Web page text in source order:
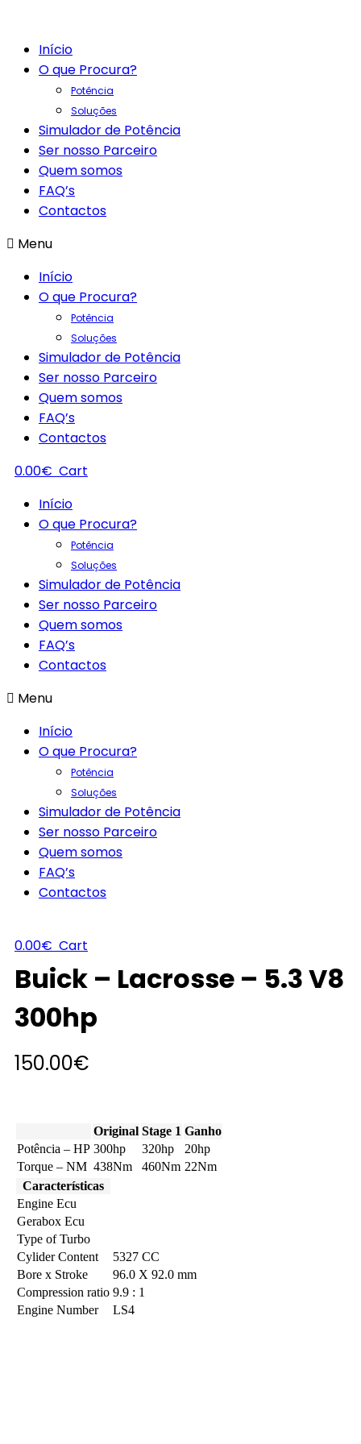
Início
O que Procura?
Potência
Soluções
Simulador de Potência
Ser nosso Parceiro
Quem somos
FAQ’s
Contactos
Menu
Início
O que Procura?
Potência
Soluções
Simulador de Potência
Ser nosso Parceiro
Quem somos
FAQ’s
Contactos
0.00€ Cart
Início
O que Procura?
Potência
Soluções
Simulador de Potência
Ser nosso Parceiro
Quem somos
FAQ’s
Contactos
Menu
Início
O que Procura?
Potência
Soluções
Simulador de Potência
Ser nosso Parceiro
Quem somos
FAQ’s
Contactos
0.00€ Cart
Buick – Lacrosse – 5.3 V8
300hp
150.00€
Original Stage 1 Ganho
Potência – HP 300hp 320hp
20hp
Torque – NM 438Nm 460Nm 22Nm
Características
Engine Ecu
Gerabox Ecu
Type of Turbo
Cylider Content
5327 CC
Bore x Stroke
96.0 X 92.0 mm
Compression ratio 9.9 : 1
Engine Number
LS4